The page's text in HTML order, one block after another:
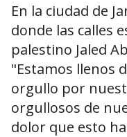
En la ciudad de
donde las calles
palestino Jaled
"Estamos llenos
orgullo por
orgullosos de
dolor que esto